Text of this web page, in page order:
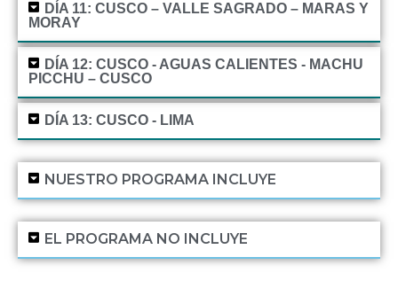
DÍA 11: CUSCO – VALLE SAGRADO – MARAS Y
MORAY
DÍA 12: CUSCO - AGUAS CALIENTES - MACHU
PICCHU – CUSCO
DÍA 13: CUSCO - LIMA
NUESTRO PROGRAMA INCLUYE
EL PROGRAMA NO INCLUYE